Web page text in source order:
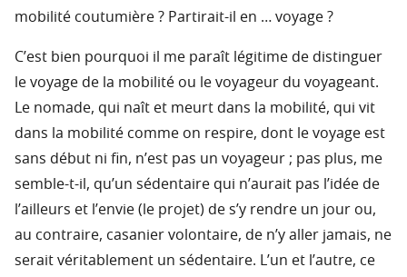
mobilité coutumière ? Partirait-il en … voyage ?
C’est bien pourquoi il me paraît légitime de distinguer
le voyage de la mobilité ou le voyageur du voyageant.
Le nomade, qui naît et meurt dans la mobilité, qui vit
dans la mobilité comme on respire, dont le voyage est
sans début ni fin, n’est pas un voyageur ; pas plus, me
semble-t-il, qu’un sédentaire qui n’aurait pas l’idée de
l’ailleurs et l’envie (le projet) de s’y rendre un jour ou,
au contraire, casanier volontaire, de n’y aller jamais, ne
serait véritablement un sédentaire. L’un et l’autre, ce